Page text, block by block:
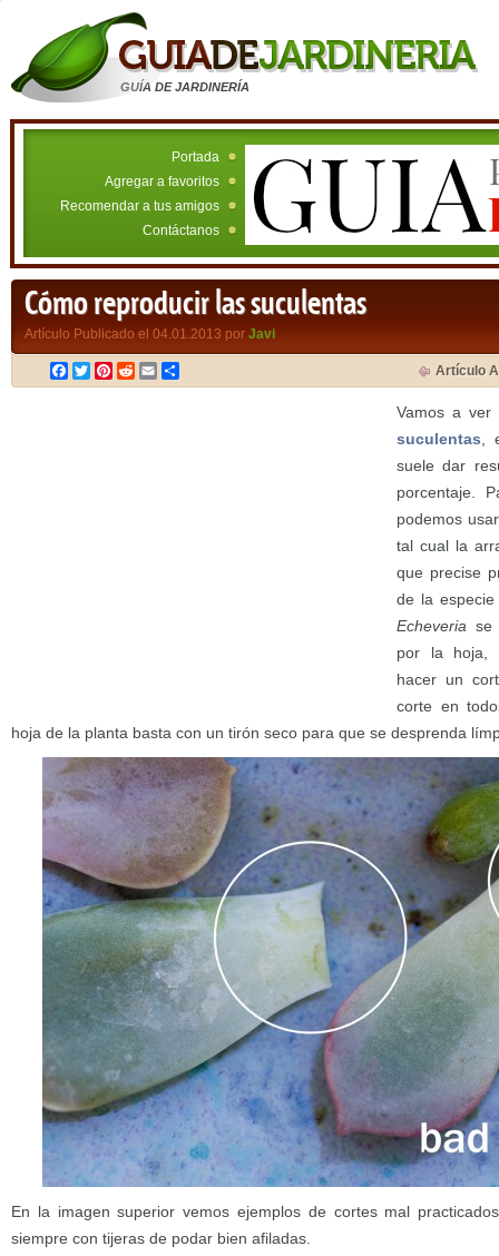
GUÍA DE JARDINERÍA
Portada
Agregar a favoritos
Recomendar a tus amigos
Contáctanos
Cómo reproducir las suculentas
Artículo Publicado el 04.01.2013 por Javi
Facebook
TwitterPinterest
RedditEmail Artículo
Vamos a ver
suculentas ,
suele dar
porcentaje.
podemos
tal cual la
que precise
de la
Echeveriase
por la hoja,
hacer un
corte en
hoja de la planta basta con un tirón seco para que se desprenda
En la imagen superior vemos ejemplos de cortes mal
siempre con tijeras de podar bien afiladas.